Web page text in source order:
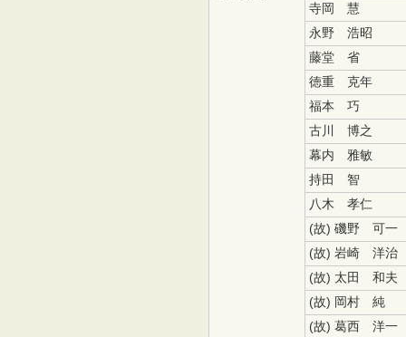
寺岡 慧
永野 浩昭
藤堂 省
徳重 克年
福本 巧
古川 博之
幕内 雅敏
持田 智
八木 孝仁
(故) 磯野 可
(故) 岩崎 洋治
(故) 太田 和夫
(故) 岡村 純
(故) 葛西 洋一